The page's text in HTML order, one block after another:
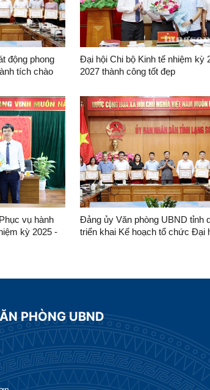
động phong
tích chào
thứ XVIII
Đại hội Chi bộ Kinh tế nhiệm kỳ
2027 thành công tốt đẹp
vụ hành
kỳ 2025 -
Đảng ủy Văn phòng UBND tỉnh
triển khai Kế hoạch tổ chức Đại
PHÒNG UBND